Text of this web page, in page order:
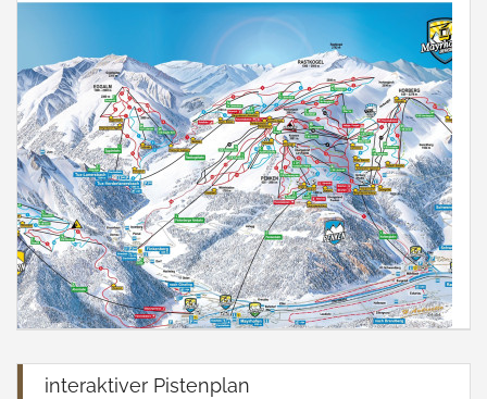
interaktiver Pistenplan